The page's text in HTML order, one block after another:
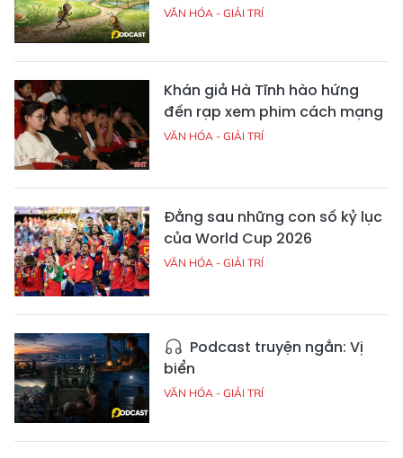
VĂN HÓA - GIẢI TRÍ
Khán giả Hà Tĩnh hào hứng
đến rạp xem phim cách mạng
VĂN HÓA - GIẢI TRÍ
Đằng sau những con số kỷ lục
của World Cup 2026
VĂN HÓA - GIẢI TRÍ
Podcast truyện ngắn: Vị
biển
VĂN HÓA - GIẢI TRÍ